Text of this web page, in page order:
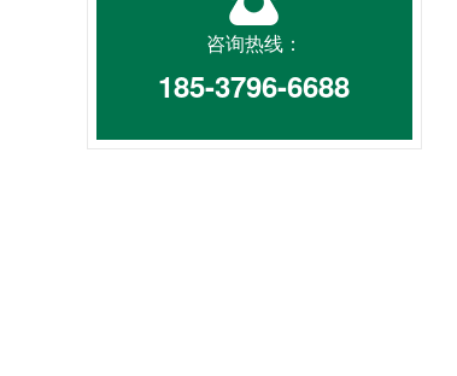
咨询热线：
185-3796-6688